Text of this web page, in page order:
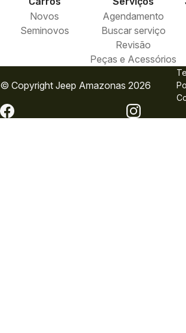
Novos
Seminovos
Agendamento
Buscar serviço
Revisão
Peças e Acessórios
© Copyright Jeep Amazonas 2026